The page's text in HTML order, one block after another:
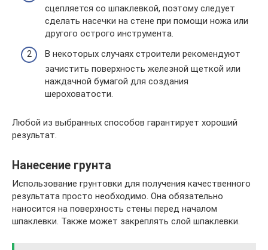
сцепляется со шпаклевкой, поэтому следует
сделать насечки на стене при помощи ножа или
другого острого инструмента.
В некоторых случаях строители рекомендуют
зачистить поверхность железной щеткой или
наждачной бумагой для создания
шероховатости.
Любой из выбранных способов гарантирует хороший
результат.
Нанесение грунта
Использование грунтовки для получения качественного
результата просто необходимо. Она обязательно
наносится на поверхность стены перед началом
шпаклевки. Также может закреплять слой шпаклевки.